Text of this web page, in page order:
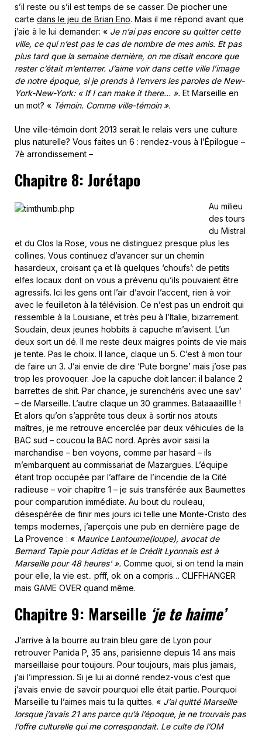
s’il reste ou s’il est temps de se casser. De piocher une
carte dans le jeu de Brian Eno. Mais il me répond avant que
j’aie à le lui demander: « Je n’ai pas encore su quitter cette
ville, ce qui n’est pas le cas de nombre de mes amis. Et pas
plus tard que la semaine dernière, on me disait encore que
rester c’était m’enterrer. J’aime voir dans cette ville l’image
de notre époque, si je prends à l’envers les paroles de New-
York-New-York: « If I can make it there… ». Et Marseille en
un mot? « Témoin. Comme ville-témoin ».
Une ville-témoin dont 2013 serait le relais vers une culture
plus naturelle? Vous faites un 6 : rendez-vous à l’Épilogue –
7è arrondissement –
Chapitre 8: Jorétapo
Au milieu
des tours
du Mistral
et du Clos la Rose, vous ne distinguez presque plus les
collines. Vous continuez d’avancer sur un chemin
hasardeux, croisant ça et là quelques ‘choufs’: de petits
elfes locaux dont on vous a prévenu qu’ils pouvaient être
agressifs. Ici les gens ont l’air d’avoir l’accent, rien à voir
avec le feuilleton à la télévision. Ce n’est pas un endroit qui
ressemble à la Louisiane, et très peu à l’Italie, bizarrement.
Soudain, deux jeunes hobbits à capuche m’avisent. L’un
deux sort un dé. Il me reste deux maigres points de vie mais
je tente. Pas le choix. Il lance, claque un 5. C’est à mon tour
de faire un 3. J’ai envie de dire ‘Pute borgne’ mais j’ose pas
trop les provoquer. Joe la capuche doit lancer: il balance 2
barrettes de shit. Par chance, je surenchéris avec une sav’
– de Marseille. L’autre claque un 30 grammes. Bataaaailllle !
Et alors qu’on s’apprête tous deux à sortir nos atouts
maîtres, je me retrouve encerclée par deux véhicules de la
BAC sud – coucou la BAC nord. Après avoir saisi la
marchandise – ben voyons, comme par hasard – ils
m’embarquent au commissariat de Mazargues. L’équipe
étant trop occupée par l’affaire de l’incendie de la Cité
radieuse – voir chapitre 1 – je suis transférée aux Baumettes
pour comparution immédiate. Au bout du rouleau,
désespérée de finir mes jours ici telle une Monte-Cristo des
temps modernes, j’aperçois une pub en dernière page de
La Provence : « Maurice Lantourne(loupe), avocat de
Bernard Tapie pour Adidas et le Crédit Lyonnais est à
Marseille pour 48 heures' ». Comme quoi, si on tend la main
pour elle, la vie est.. pfff, ok on a compris… CLIFFHANGER
mais GAME OVER quand même.
Chapitre 9: Marseille ‘je te haime’
J’arrive à la bourre au train bleu gare de Lyon pour
retrouver Panida P, 35 ans, parisienne depuis 14 ans mais
marseillaise pour toujours. Pour toujours, mais plus jamais,
j’ai l’impression. Si je lui ai donné rendez-vous c’est que
j’avais envie de savoir pourquoi elle était partie. Pourquoi
Marseille tu l’aimes mais tu la quittes. « J’ai quitté Marseille
lorsque j’avais 21 ans parce qu’à l’époque, je ne trouvais pas
l’offre culturelle qui me correspondait. Le culte de l’OM